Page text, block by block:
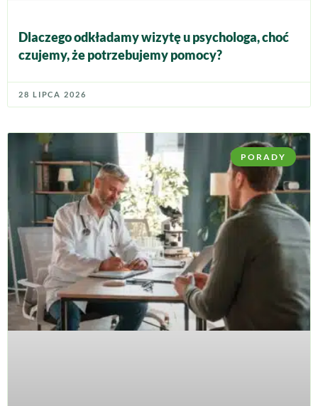
Dlaczego odkładamy wizytę u psychologa, choć
czujemy, że potrzebujemy pomocy?
28 LIPCA 2026
PORADY